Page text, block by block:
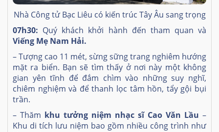
Nhà Công tử Bạc Liêu có kiến trúc Tây Âu sang trọng
07h30: Quý khách khởi hành đến tham quan và
Viếng Mẹ Nam Hải.
– Tượng cao 11 mét, sừng sững trang nghiêm hướng
mặt ra biển. Bạn sẽ tìm thấy ở nơi này một không
gian yên tĩnh để đắm chìm vào những suy nghĩ,
chiêm nghiệm và để thanh lọc tâm hồn, tẩy gội bụi
trần.
– Thăm khu tưởng niệm nhạc sĩ Cao Văn Lầu –
Khu di tích lưu niệm bao gồm nhiều công trình như